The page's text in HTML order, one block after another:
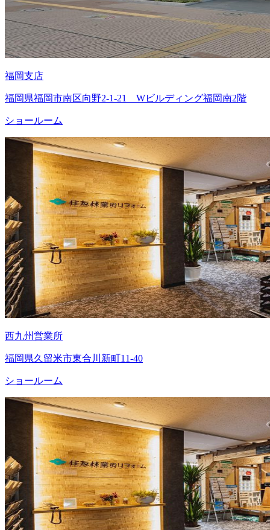
福岡支店
福岡県福岡市南区向野2-1-21 Wビルディング福岡南2階
ショールーム
西九州営業所
福岡県久留米市東合川新町11-40
ショールーム